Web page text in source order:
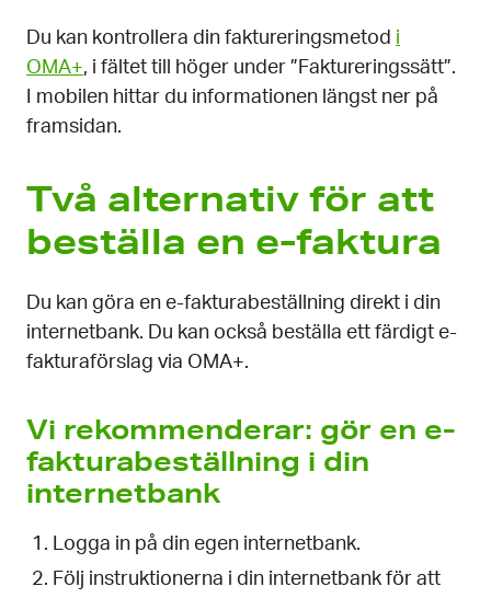
Du kan kontrollera din faktureringsmetod i
OMA+, i fältet till höger under ”Faktureringssätt”.
I mobilen hittar du informationen längst ner på
framsidan.
Två alternativ för att
beställa en e-faktura
Du kan göra en e-fakturabeställning direkt i din
internetbank. Du kan också beställa ett färdigt e-
fakturaförslag via OMA+.
Vi rekommenderar: gör en e-
fakturabeställning i din
internetbank
Logga in på din egen internetbank.
Följ instruktionerna i din internetbank för att